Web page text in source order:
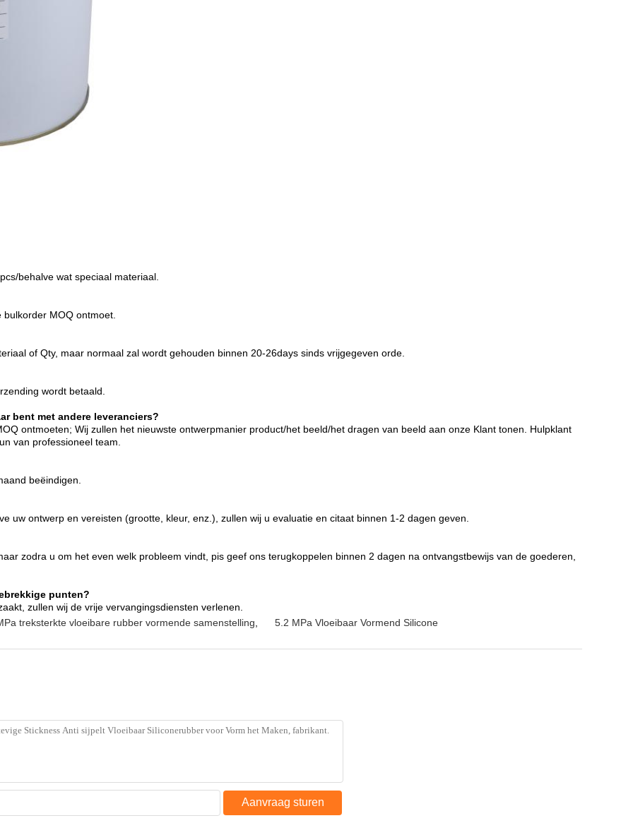
behalve wat speciaal materiaal.
MOQ ontmoet.
of Qty, maar normaal zal wordt gehouden binnen 20-26days sinds vrijgegeven orde.
wordt betaald.
bent met andere leveranciers?
ontmoeten; Wij zullen het nieuwste ontwerpmanier product/het beeld/het dragen van beeld aan onze Klant tonen. Hulpklant
van professioneel team.
beëindigen.
uw ontwerp en vereisten (grootte, kleur, enz.), zullen wij u evaluatie en citaat binnen 1-2 dagen geven.
zodra u om het even welk probleem vindt, pis geef ons terugkoppelen binnen 2 dagen na ontvangstbewijs van de goederen,
punten?
zullen wij de vrije vervangingsdiensten verlenen.
treksterkte vloeibare rubber vormende samenstelling
5.2 MPa Vloeibaar Vormend Silicone
Aanvraag sturen